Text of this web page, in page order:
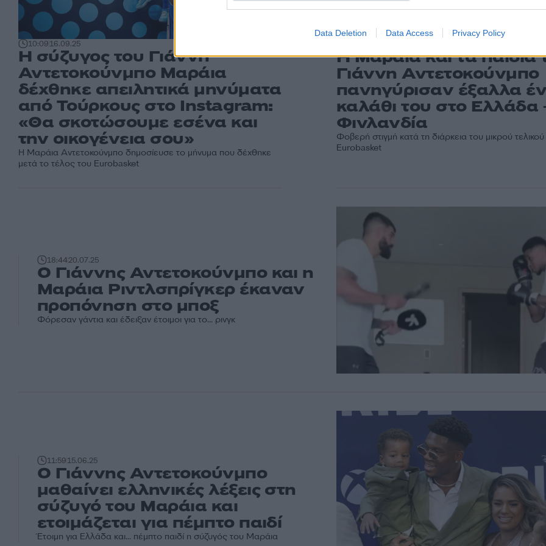
Data Deletion Data Access Privacy Policy
10:0916.09.25
Η σύζυγος του Γιάννη
Αντετοκούνμπο Μαράια
δέχθηκε απειλητικά μηνύματα
από Τούρκους στο Instagram:
«Θα σκοτώσουμε εσένα και
την οικογένεια σου»
Η Μαράια Αντετοκούνμπο δημοσίευσε το μήνυμα που δέχθηκε
μετά το τέλος του Eurobasket
Η Μαράια και τα παιδιά
Γιάννη Αντετοκούνμπο
πανηγύρισαν έξαλλα
καλάθι του στο Ελλάδα
Φινλανδία
Φοβερή στιγμή κατά τη διάρκεια του μικρού
Eurobasket
18:4420.07.25
Ο Γιάννης Αντετοκούνμπο και η
Μαράια Ριντλσπρίγκερ έκαναν
προπόνηση στο μποξ
Φόρεσαν γάντια και έδειξαν έτοιμοι για το... ρινγκ
11:5915.06.25
Ο Γιάννης Αντετοκούνμπο
μαθαίνει ελληνικές λέξεις στη
σύζυγό του Μαράια και
ετοιμάζεται για πέμπτο παιδί
Έτοιμη για Ελλάδα και... πέμπτο παιδί η σύζυγός του Μαράια